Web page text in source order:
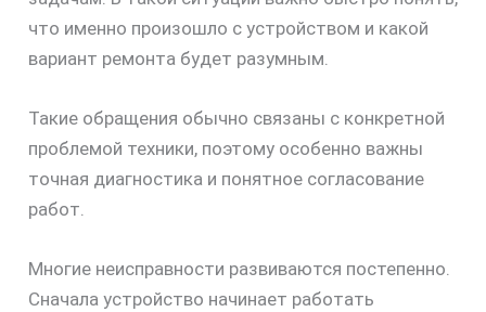
что именно произошло с устройством и какой
вариант ремонта будет разумным.
Такие обращения обычно связаны с конкретной
проблемой техники, поэтому особенно важны
точная диагностика и понятное согласование
работ.
Многие неисправности развиваются постепенно.
Сначала устройство начинает работать